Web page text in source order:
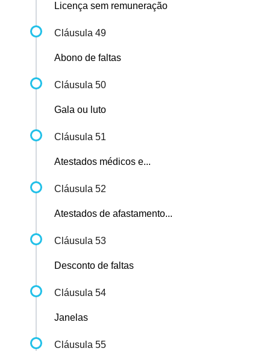
Licença sem remuneração
Cláusula 49
Abono de faltas
Cláusula 50
Gala ou luto
Cláusula 51
Atestados médicos e...
Cláusula 52
Atestados de afastamento...
Cláusula 53
Desconto de faltas
Cláusula 54
Janelas
Cláusula 55